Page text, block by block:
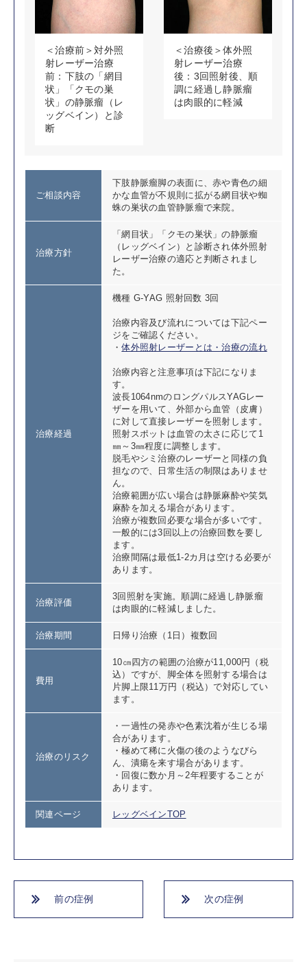
＜治療前＞対外照
射レーザー治療
前：下肢の「網目
状」「クモの巣
状」の静脈瘤（レ
ッグベイン）と診
断
＜治療後＞体外照
射レーザー治療
後：3回照射後、順
調に経過し静脈瘤
は肉眼的に軽減
ご相談内容
下肢静脈瘤脚の表面に、赤や青色の細
かな血管が不規則に拡がる網目状や蜘
蛛の巣状の血管静脈瘤で来院。
治療方針
「網目状」「クモの巣状」の静脈瘤
（レッグベイン）と診断され体外照射
レーザー治療の適応と判断されまし
た。
治療経過
機種 G-YAG 照射回数 3回
治療内容及び流れについては下記ペー
ジをご確認ください。
・体外照射レーザーとは・治療の流れ
治療内容と注意事項は下記になりま
す。
波長1064nmのロングパルスYAGレー
ザーを用いて、外部から血管（皮膚）
に対して直接レーザーを照射します。
照射スポットは血管の太さに応じて1
㎜～3㎜程度に調整します。
脱毛やシミ治療のレーザーと同様の負
担なので、日常生活の制限はありませ
ん。
治療範囲が広い場合は静脈麻酔や笑気
麻酔を加える場合があります。
治療が複数回必要な場合が多いです。
一般的には3回以上の治療回数を要し
ます。
治療間隔は最低1-2カ月は空ける必要が
あります。
治療評価
3回照射を実施。順調に経過し静脈瘤
は肉眼的に軽減しました。
治療期間 日帰り治療（1日）複数回
費用
10㎝四方の範囲の治療が11,000円（税
込）ですが、脚全体を照射する場合は
片脚上限11万円（税込）で対応してい
ます。
治療のリスク
・一過性の発赤や色素沈着が生じる場
合があります。
・極めて稀に火傷の後のようなびら
ん、潰瘍を来す場合があります。
・回復に数か月～2年程要することが
あります。
関連ページ レッグベインTOP
前の症例 次の症例